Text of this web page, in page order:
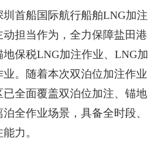
圳首船国际航行船舶LNG加注
动担当作为，全力保障盐田港
保税LNG加注作业、LNG加
。随着本次双泊位加注作业
全面覆盖双泊位加注、锚地
全作业场景，具备全时段、
力。